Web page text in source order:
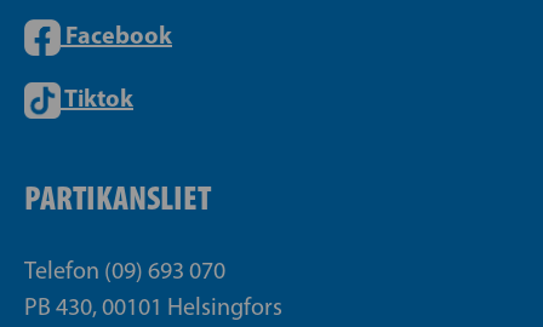
Facebook
Tiktok
PARTIKANSLIET
Telefon (09) 693 070
PB 430, 00101 Helsingfors